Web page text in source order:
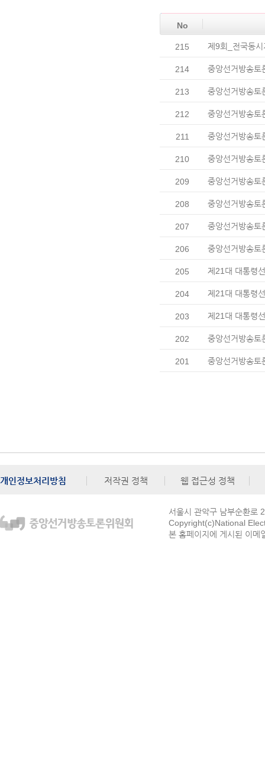
No
215 제9회_전국동
214 중앙선거방송
213 중앙선거방송
212 중앙선거방송토
211 중앙선거방송
210 중앙선거방송
209 중앙선거방송
208 중앙선거방송토
207 중앙선거방송토
206 중앙선거방송토
205 제21대 대통령
204 제21대 대통령
203 제21대 대통령
202 중앙선거방송토
201 중앙선거방송토
개인정보처리방침 저작권 정책 웹 접근성 정책
서울시 관악구 남부순환로
Copyright(c)National
본 홈페이지에 게시된 이메